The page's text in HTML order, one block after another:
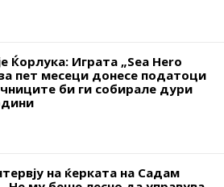
Ќорлука: Играта „Sea Hero
пет месеци донесе податоци
би ги собирале дури
на ќерката на Садам